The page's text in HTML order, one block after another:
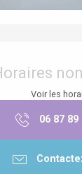
Voir les
06 87 89